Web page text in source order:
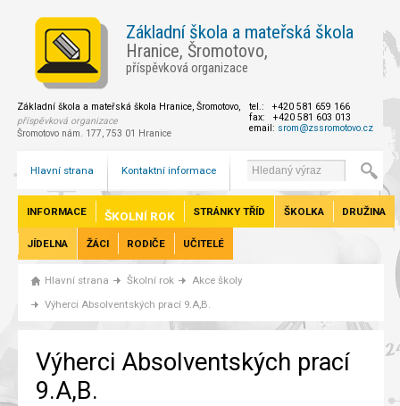
Základní škola a mateřská škola
Hranice, Šromotovo,
příspěvková organizace
Základní škola a mateřská škola Hranice, Šromotovo,
příspěvková organizace
Šromotovo nám. 177, 753 01 Hranice
tel.: +420 581 659 166
fax: +420 581 603 013
email: srom@zssromotovo.cz
Hlavní strana Kontaktní informace
INFORMACE ŠKOLNÍ ROK STRÁNKY TŘÍD ŠKOLKA DRUŽINA
JÍDELNA ŽÁCI RODIČE UČITELÉ
Hlavní strana Školní rok
Akce školy
Výherci Absolventských prací 9.A,B.
Výherci Absolventských prací
9.A,B.